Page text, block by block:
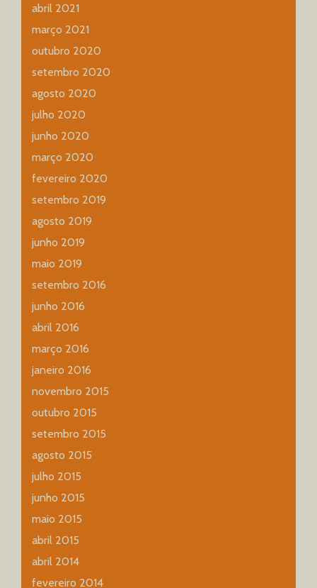
abril 2021
março 2021
outubro 2020
setembro 2020
agosto 2020
julho 2020
junho 2020
março 2020
fevereiro 2020
setembro 2019
agosto 2019
junho 2019
maio 2019
setembro 2016
junho 2016
abril 2016
março 2016
janeiro 2016
novembro 2015
outubro 2015
setembro 2015
agosto 2015
julho 2015
junho 2015
maio 2015
abril 2015
abril 2014
fevereiro 2014